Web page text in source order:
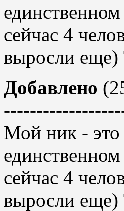
сейчас 4
выросли еще)
Добавлено
Мой ник - это
сейчас 4
выросли еще)